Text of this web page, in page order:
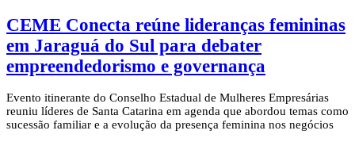
CEME Conecta reúne lideranças femininas
em Jaraguá do Sul para debater
empreendedorismo e governança
Evento itinerante do Conselho Estadual de Mulheres Empresárias
reuniu líderes de Santa Catarina em agenda que abordou temas como
sucessão familiar e a evolução da presença feminina nos negócios